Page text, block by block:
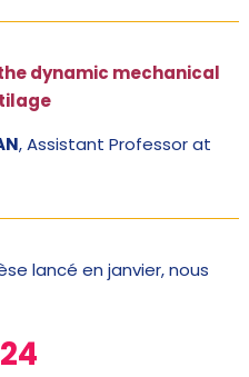
dynamic mechanical
, Assistant Professor at
lancé en janvier, nous